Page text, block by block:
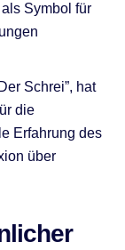
Symbol für
Schrei”, hat
die
Erfahrung des
über